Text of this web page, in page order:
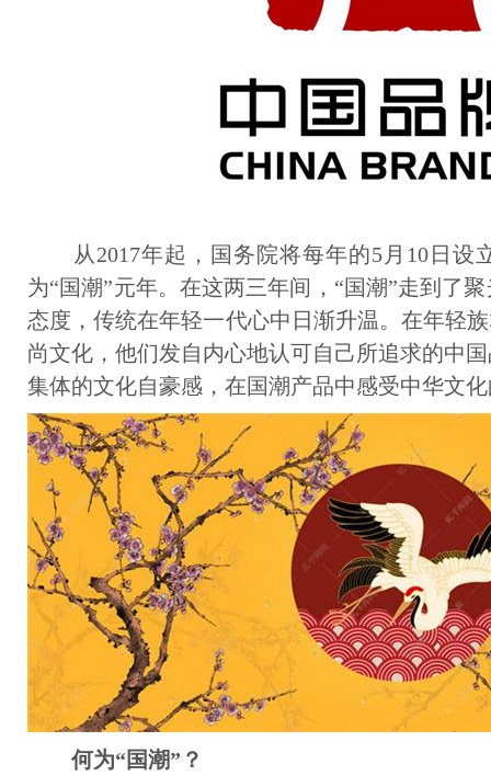
从2017年起，国务院将每年的5月10日设
为“国潮”元年。在这两三年间，“国潮”走到了
态度，传统在年轻一代心中日渐升温。在年轻
尚文化，他们发自内心地认可自己所追求的中
集体的文化自豪感，在国潮产品中感受中华文
何为“国潮”？